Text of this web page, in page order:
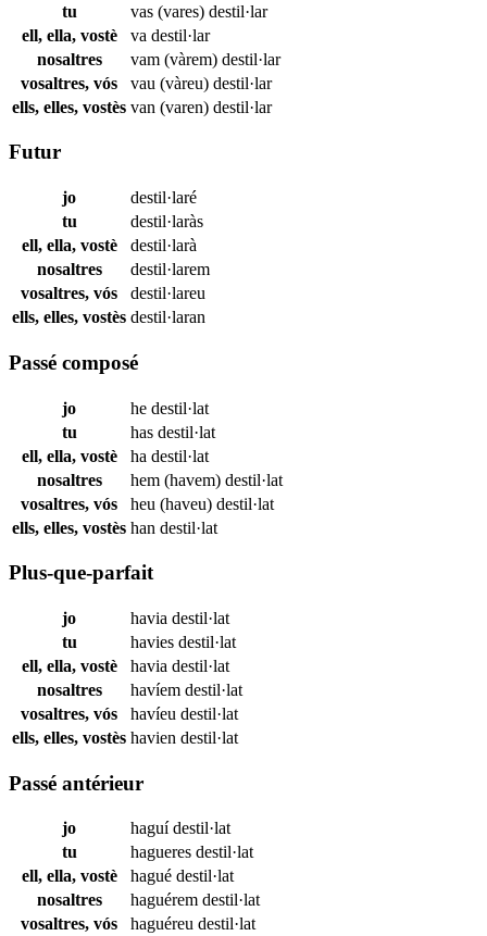
tu
vas (vares) destil·lar
ell, ella, vostè
va destil·lar
nosaltres
vam (vàrem) destil·lar
vosaltres, vós
vau (vàreu) destil·lar
ells, elles, vostès van (varen) destil·lar
Futur
jo
destil·laré
tu
destil·laràs
ell, ella, vostè
destil·larà
nosaltres
destil·larem
vosaltres, vós
destil·lareu
ells, elles, vostès destil·laran
Passé composé
jo he destil·lat
tu
has destil·lat
ell, ella, vostè
ha destil·lat
nosaltres
hem (havem) destil·lat
vosaltres, vós
heu (haveu) destil·lat
ells, elles, vostès han destil·lat
Plus-que-parfait
jo havia destil·lat
tu
havies destil·lat
ell, ella, vostè
havia destil·lat
nosaltres
havíem destil·lat
vosaltres, vós
havíeu destil·lat
ells, elles, vostès havien destil·lat
Passé antérieur
jo haguídestil·lat
tu
hagueres destil·lat
ell, ella, vostè
hagué destil·lat
nosaltres
haguérem destil·lat
vosaltres, vós
haguéreu destil·lat